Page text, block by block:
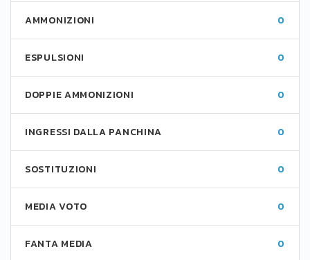
AMMONIZIONI 0
ESPULSIONI 0
DOPPIE AMMONIZIONI 0
INGRESSI DALLA PANCHINA 0
SOSTITUZIONI 0
MEDIA VOTO 0
FANTA MEDIA 0